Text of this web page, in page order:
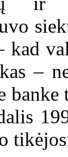
kad
–